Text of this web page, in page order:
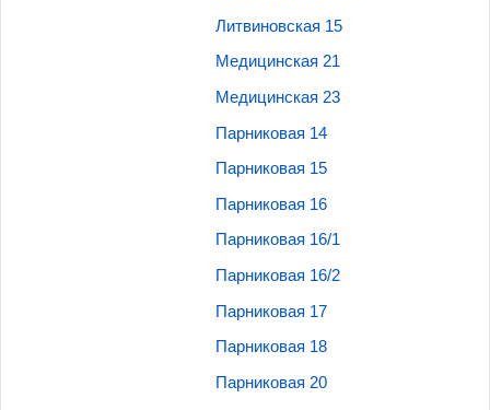
Литвиновская 15
Медицинская 21
Медицинская 23
Парниковая 14
Парниковая 15
Парниковая 16
Парниковая 16/1
Парниковая 16/2
Парниковая 17
Парниковая 18
Парниковая 20